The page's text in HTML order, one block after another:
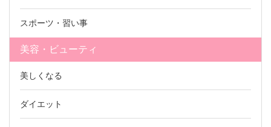
スポーツ・習い事
美容・ビューティ
美しくなる
ダイエット